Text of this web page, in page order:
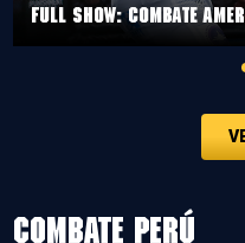
Full Show: Combate
Combate Perú